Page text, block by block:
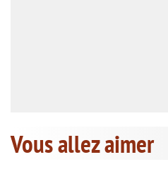
Vous allez aimer